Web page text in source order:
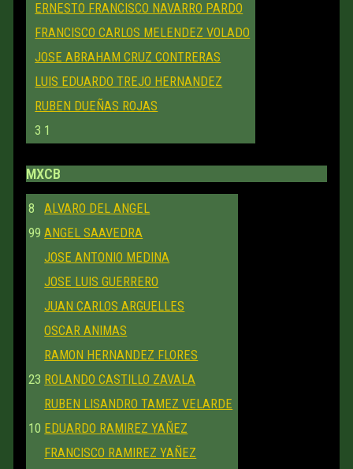
ERNESTO FRANCISCO NAVARRO PARDO
FRANCISCO CARLOS MELENDEZ VOLADO
JOSE ABRAHAM CRUZ CONTRERAS
LUIS EDUARDO TREJO HERNANDEZ
RUBEN DUEÑAS ROJAS
3 1
MXCB
8
ALVARO DEL ANGEL
99 ANGEL SAAVEDRA
JOSE ANTONIO MEDINA
JOSE LUIS GUERRERO
JUAN CARLOS ARGUELLES
OSCAR ANIMAS
RAMON HERNANDEZ FLORES
23 ROLANDO CASTILLO ZAVALA
RUBEN LISANDRO TAMEZ VELARDE
10 EDUARDO RAMIREZ YAÑEZ
FRANCISCO RAMIREZ YAÑEZ